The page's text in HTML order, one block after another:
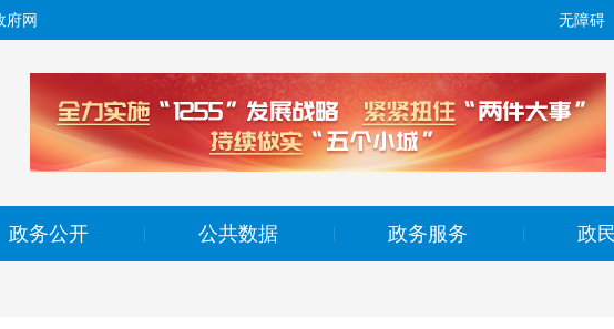
府网 无障碍
政务公开 公共数据 政务服务 政